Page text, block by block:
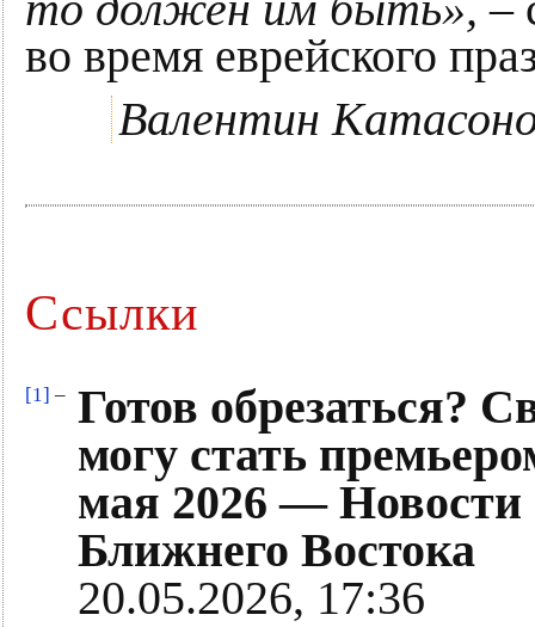
во время еврейского
Валентин
Ссылки
[1] – Готов обрезаться?
могу стать
мая 2026 — Новости
Ближнего Востока
20.05.2026, 17:36